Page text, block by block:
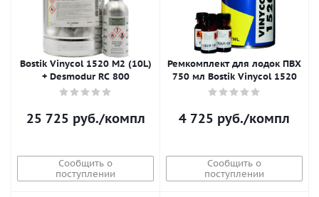
Bostik Vinycol 1520 M2 (10L)
+ Desmodur RC 800
25 725 руб./компл
Сообщить о
поступлении
Ремкомплект для лодок ПВХ
750 мл Bostik Vinycol 1520
4 725 руб./компл
Сообщить о
поступлении